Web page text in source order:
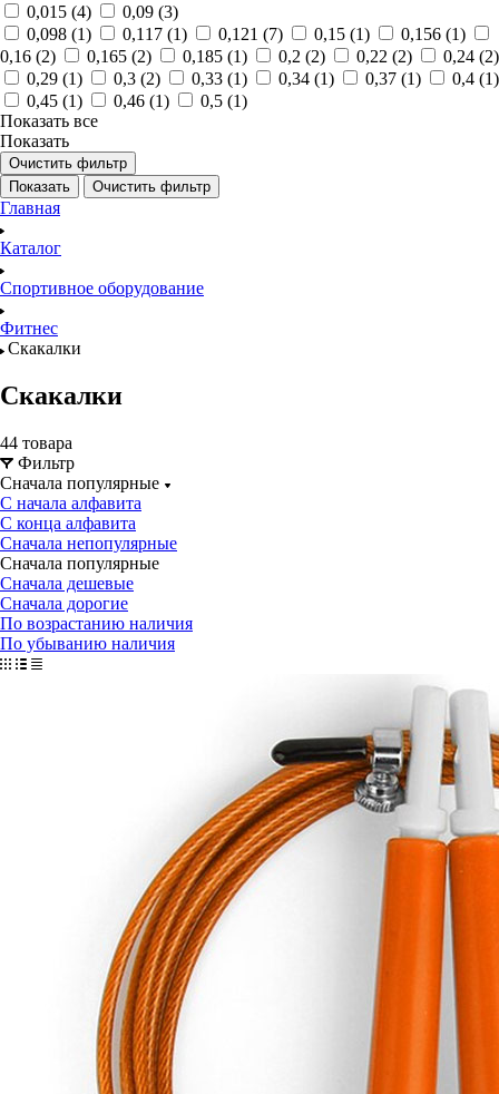
0,015 (4) 0,09 (3)
0,098 (1) 0,117 (1) 0,121 (7) 0,15 (1) 0,156 (1)
0,16 (2) 0,165 (2) 0,185 (1) 0,2 (2) 0,22 (2) 0,24 (2)
0,29 (1) 0,3 (2) 0,33 (1) 0,34 (1) 0,37 (1) 0,4 (1)
0,45 (1) 0,46 (1) 0,5 (1)
Показать все
Показать
Очистить фильтр
Показать
Очистить фильтр
Главная
Каталог
Спортивное оборудование
Фитнес
Скакалки
Скакалки
44 товара
Фильтр
Сначала популярные
С начала алфавита
С конца алфавита
Сначала непопулярные
Сначала популярные
Сначала дешевые
Сначала дорогие
По возрастанию наличия
По убыванию наличия